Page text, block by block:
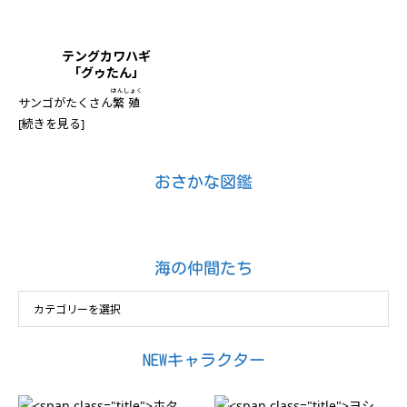
テングカワハギ
「グゥたん」
サンゴがたくさん繁殖
はんしょく
[続きを見る]
おさかな図鑑
海の仲間たち
NEWキャラクター